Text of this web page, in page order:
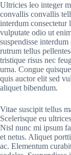
Ultricies leo integer
convallis convallis
interdum consectetur
vulputate odio ut
suspendisse
rutrum tellus
tristique risus nec
urna. Congue
quis auctor elit sed
aliquet bibendum.
Vitae suscipit tellus
Scelerisque eu
Nisl nunc mi ipsum
et netus. Aliquet
ac. Elementum